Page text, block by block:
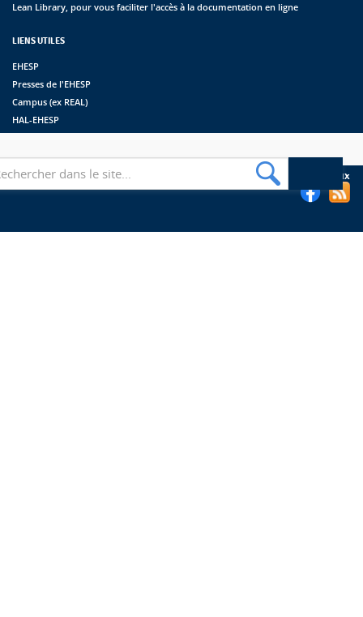
Lean Library, pour vous faciliter l'accès à la documentation en ligne
LIENS UTILES
EHESP
Presses de l'EHESP
Campus (ex REAL)
HAL-EHESP
Suivez les bibliothèques de l'EHESP sur les réseaux sociaux